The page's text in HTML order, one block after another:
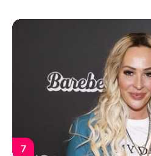
7